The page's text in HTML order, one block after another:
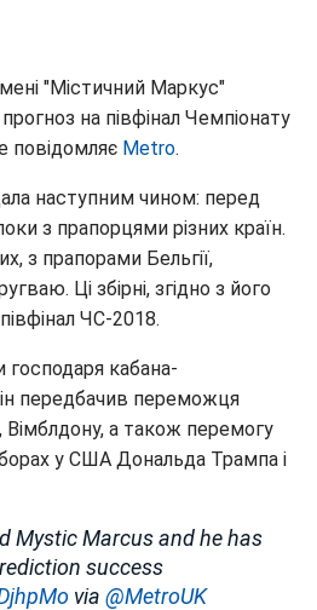
"Містичний Маркус"
на півфінал Чемпіонату
повідомляє Metro.
наступним чином: перед
з прапорцями різних країн.
з прапорами Бельгії,
Ці збірні, згідно з його
ЧС-2018.
господаря кабана-
передбачив переможця
Вімблдону, а також перемогу
у США Дональда Трампа і
Mystic Marcus and he has
success
via @MetroUK